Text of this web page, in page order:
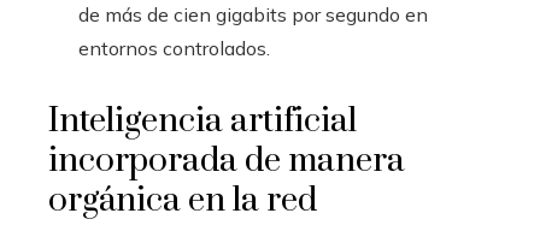
de más de cien gigabits por segundo en
entornos controlados.
Inteligencia artificial
incorporada de manera
orgánica en la red